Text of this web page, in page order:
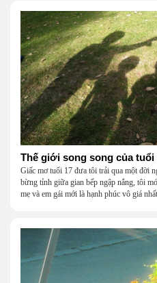
Thế giới song song của tuổi
Giấc mơ tuổi 17 đưa tôi trải qua một đời
bừng tỉnh giữa gian bếp ngập nắng, tôi
mẹ và em gái mới là hạnh phúc vô giá nhất